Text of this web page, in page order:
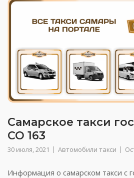
Самарское такси
СО 163
30 июля, 2021 Автомобили такси
Информация о самарском такси с